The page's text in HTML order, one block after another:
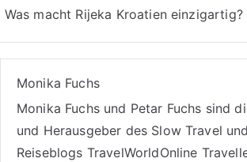
Was macht Rijeka Kroatien
Monika Fuchs
Monika Fuchs und Petar Fuchs sind
und Herausgeber des Slow Travel
Reiseblogs TravelWorldOnline